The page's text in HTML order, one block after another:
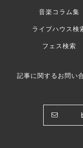
音楽コラム集
ライブハウス検
フェス検索
記事に関するお問い